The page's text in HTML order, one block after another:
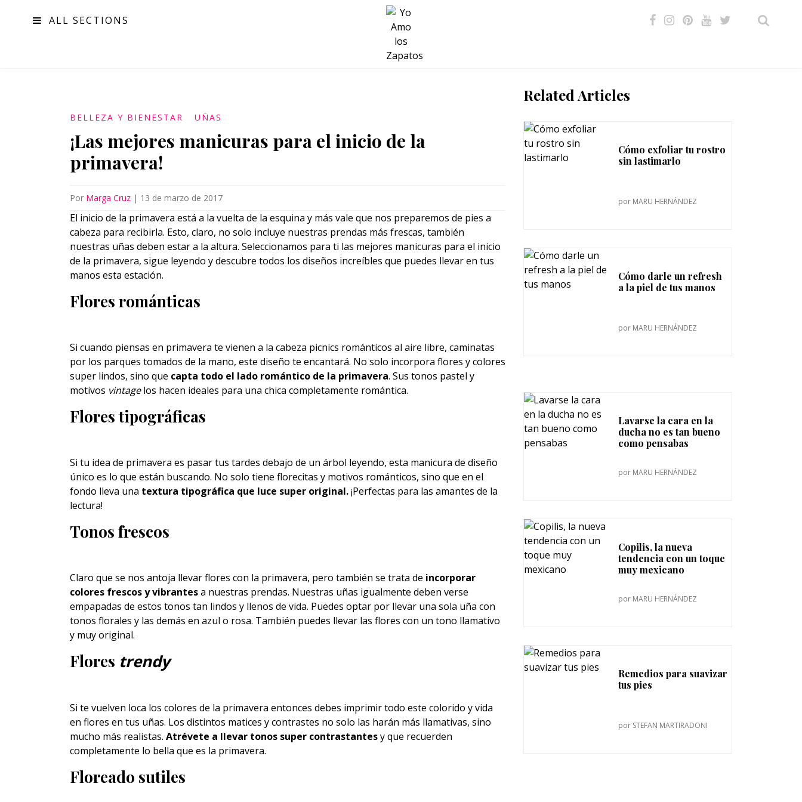
ALL SECTIONS
SALUD
BELLEZA Y BIENESTAR UÑAS
¡Las mejores manicuras para el inicio de la
primavera!
Por Marga Cruz | 13 de marzo de 2017
El inicio de la primavera está a la vuelta de la esquina y más vale que nos preparemos de pies a
cabeza para recibirla. Esto, claro, no solo incluye nuestras prendas más frescas, también
nuestras uñas deben estar a la altura. Seleccionamos para ti las mejores manicuras para el inicio
de la primavera, sigue leyendo y descubre todos los diseños increíbles que puedes llevar en tus
manos esta estación.
Flores románticas
Si cuando piensas en primavera te vienen a la cabeza picnics románticos al aire libre, caminatas
por los parques tomados de la mano, este diseño te encantará. No solo incorpora flores y colores
super lindos, sino que capta todo el lado romántico de la primavera. Sus tonos pastel y
motivos vintagelos hacen ideales para una chica completamente romántica.
Flores tipográficas
Si tu idea de primavera es pasar tus tardes debajo de un árbol leyendo, esta manicura de diseño
único es lo que están buscando. No solo tiene florecitas y motivos románticos, sino que en el
fondo lleva una textura tipográfica que luce super original.¡Perfectas para las amantes de la
lectura!
Tonos frescos
Claro que se nos antoja llevar flores con la primavera, pero también se trata de incorporar
colores frescos y vibrantesa nuestras prendas. Nuestras uñas igualmente deben verse
empapadas de estos tonos tan lindos y llenos de vida. Puedes optar por llevar una sola uña con
tonos florales y las demás en azul o rosa. También puedes llevar las flores con un tono llamativo
y muy original.
Flores trendy
Si te vuelven loca los colores de la primavera entonces debes imprimir todo este colorido y vida
en flores en tus uñas. Los distintos matices y contrastes no solo las harán más llamativas, sino
mucho más realistas. Atrévete a llevar tonos super contrastantesy que recuerden
completamente lo bella que es la primavera.
Floreado sutiles
Related Articles
Cómo exfoliar tu rostro
sin lastimarlo
por MARU HERNÁNDEZ
Cómo darle un refresh
a la piel de tus manos
por MARU HERNÁNDEZ
Lavarse la cara en la
ducha no es tan bueno
como pensabas
por MARU HERNÁNDEZ
Copilis, la nueva
tendencia con un toque
muy mexicano
por MARU HERNÁNDEZ
Remedios para suavizar
tus pies
por STEFAN MARTIRADONI